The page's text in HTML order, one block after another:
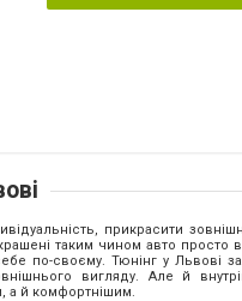
прикрасити
таким чином авто
по-своєму. Тюнінг у Львові
вигляду. Але й
а й комфортнішим.